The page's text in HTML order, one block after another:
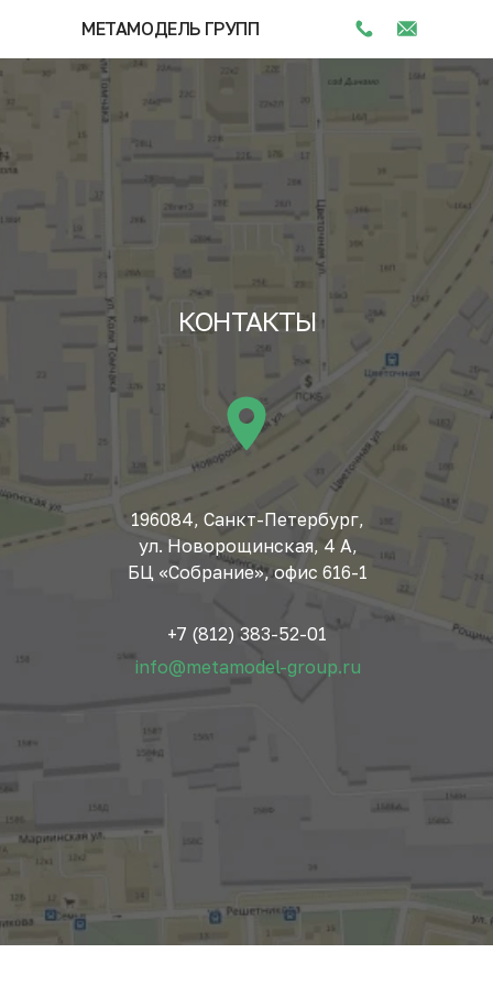
МЕТАМОДЕЛЬ ГРУПП
КОНТАКТЫ
info@metamodel-group.ru
+7 (812) 383-52-01
196084, Санкт-Петербург,
ул. Новорощинская, 4 А,
БЦ «Собрание», офис 616-1